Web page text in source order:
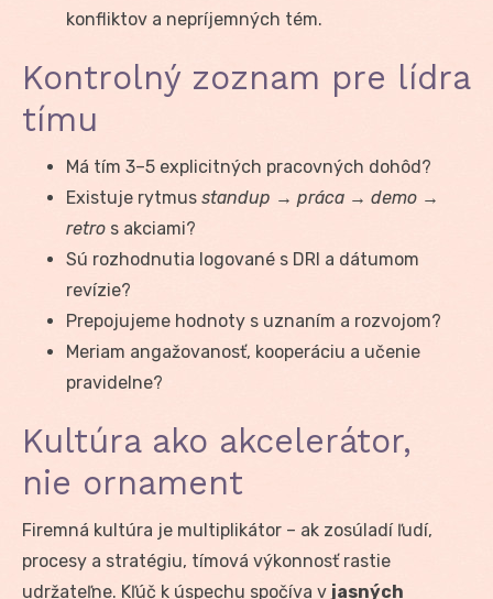
konfliktov a nepríjemných tém.
Kontrolný zoznam pre lídra
tímu
Má tím 3–5 explicitných pracovných dohôd?
Existuje rytmus standup → práca → demo →
retro s akciami?
Sú rozhodnutia logované s DRI a dátumom
revízie?
Prepojujeme hodnoty s uznaním a rozvojom?
Meriam angažovanosť, kooperáciu a učenie
pravidelne?
Kultúra ako akcelerátor,
nie ornament
Firemná kultúra je multiplikátor – ak zosúladí ľudí,
procesy a stratégiu, tímová výkonnosť rastie
udržateľne. Kľúč k úspechu spočíva v jasných